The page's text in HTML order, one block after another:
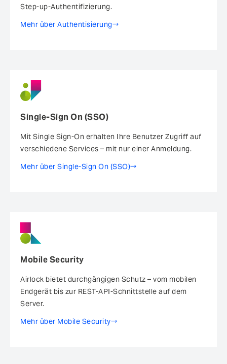
Step-up-Authentifizierung.
Mehr über Authentisierung
Single-Sign On (SSO)
Mit Single Sign-On erhalten Ihre Benutzer Zugriff auf
verschiedene Services – mit nur einer Anmeldung.
Mehr über Single-Sign On (SSO)
Mobile Security
Airlock bietet durchgängigen Schutz – vom mobilen
Endgerät bis zur REST-API-Schnittstelle auf dem
Server.
Mehr über Mobile Security